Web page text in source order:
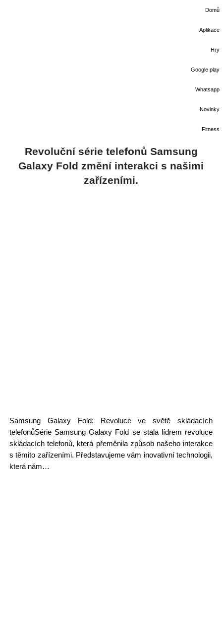
Domů
Aplikace
Hry
Google play
Whatsapp
Novinky
Fitness
Revoluční série telefonů Samsung
Galaxy Fold změní interakci s našimi
zařízeními.
Samsung Galaxy Fold: Revoluce ve světě skládacích
telefonůSérie Samsung Galaxy Fold se stala lídrem revoluce
skládacích telefonů, která přeměnila způsob našeho interakce
s těmito zařízeními. Představujeme vám inovativní technologii,
která nám…